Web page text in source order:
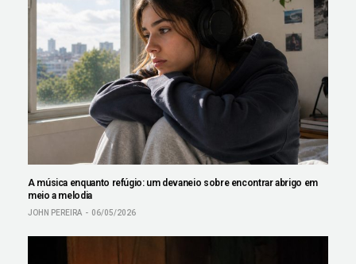
A música enquanto refúgio: um devaneio sobre encontrar abrigo em
meio a melodia
JOHN PEREIRA 06/05/2026